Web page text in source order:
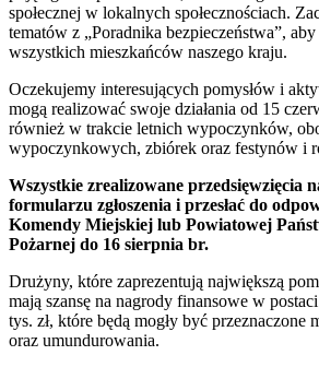
społecznej w lokalnych społecznościach.
tematów z „Poradnika bezpieczeństwa”,
wszystkich mieszkańców naszego kraju.
Oczekujemy interesujących pomysłów i
mogą realizować swoje działania od 15
również w trakcie letnich wypoczynków,
wypoczynkowych, zbiórek oraz festynów i
Wszystkie zrealizowane przedsięwzięcia
formularzu zgłoszenia i przesłać do
Komendy Miejskiej lub Powiatowej
Pożarnej do 16 sierpnia br.
Drużyny, które zaprezentują największą
mają szansę na nagrody finansowe w
tys. zł, które będą mogły być przeznaczone
oraz umundurowania.